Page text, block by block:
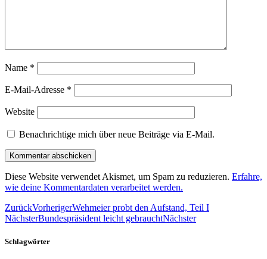
Name *
E-Mail-Adresse *
Website
Benachrichtige mich über neue Beiträge via E-Mail.
Diese Website verwendet Akismet, um Spam zu reduzieren. Erfahre,
wie deine Kommentardaten verarbeitet werden.
ZurückVorherigerWehmeier probt den Aufstand, Teil I
NächsterBundespräsident leicht gebrauchtNächster
Schlagwörter